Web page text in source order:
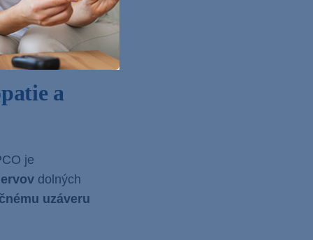
niekedy
bolesť pri
a
je
dolných
uzáveru